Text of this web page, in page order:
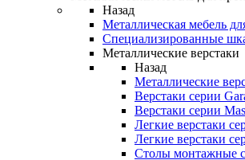
Назад
Металлическая мебель
Cпециализированные
Металлические верстаки
Назад
Металлические
Верстаки серии
Верстаки серии
Легкие верстаки
Легкие верстаки
Столы монтажные